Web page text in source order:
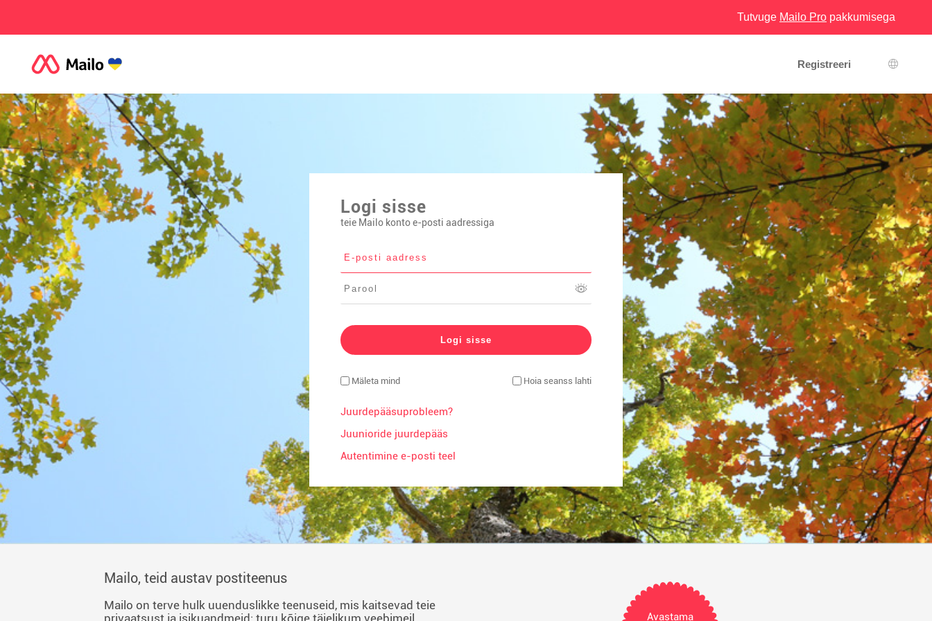
Tutvuge Mailo Pro pakkumisega
Registreeri
Logi sisse
teie Mailo konto e-posti aadressiga
Mäleta mind Hoia seanss lahti
Juurdepääsuprobleem?
Juunioride juurdepääs
Autentimine e-posti teel
Mailo, teid austav postiteenus
Mailo on terve hulk uuenduslikke teenuseid, mis kaitsevad teie
privaatsust ja isikuandmeid: turu kõige täielikum veebimeil,
Avastama